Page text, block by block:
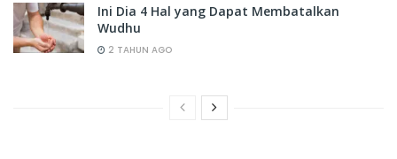
Ini Dia 4 Hal yang Dapat Membatalkan
Wudhu
2 TAHUN AGO